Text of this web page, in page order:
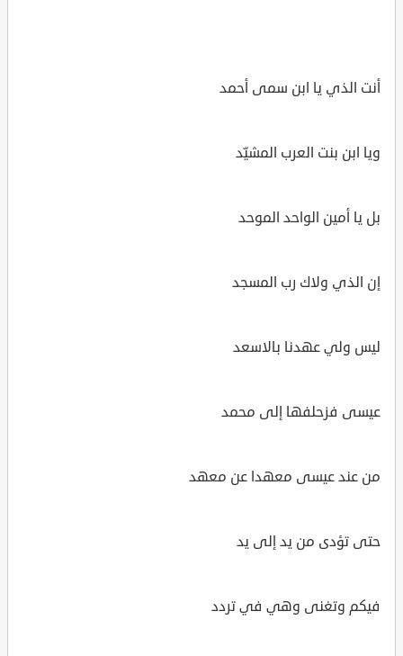
أنت الذي يا ابن سمى أحمد
ويا ابن بنت العرب المشيّد
بل يا أمين الواحد الموحد
إن الذي ولاك رب المسجد
ليس ولي عهدنا بالاسعد
عيسى فزحلفها إلى محمد
من عند عيسى معهدا عن معهد
حتى تؤدى من يد إلى يد
فيكم وتغنى وهي في تردد